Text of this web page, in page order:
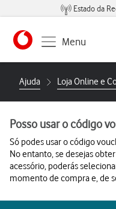
Estado da
https://
Menu
Ajuda Loja Online e
Posso usar o código
Só podes usar o código
No entanto, se desejas
acessório, poderás
momento de compra e, de